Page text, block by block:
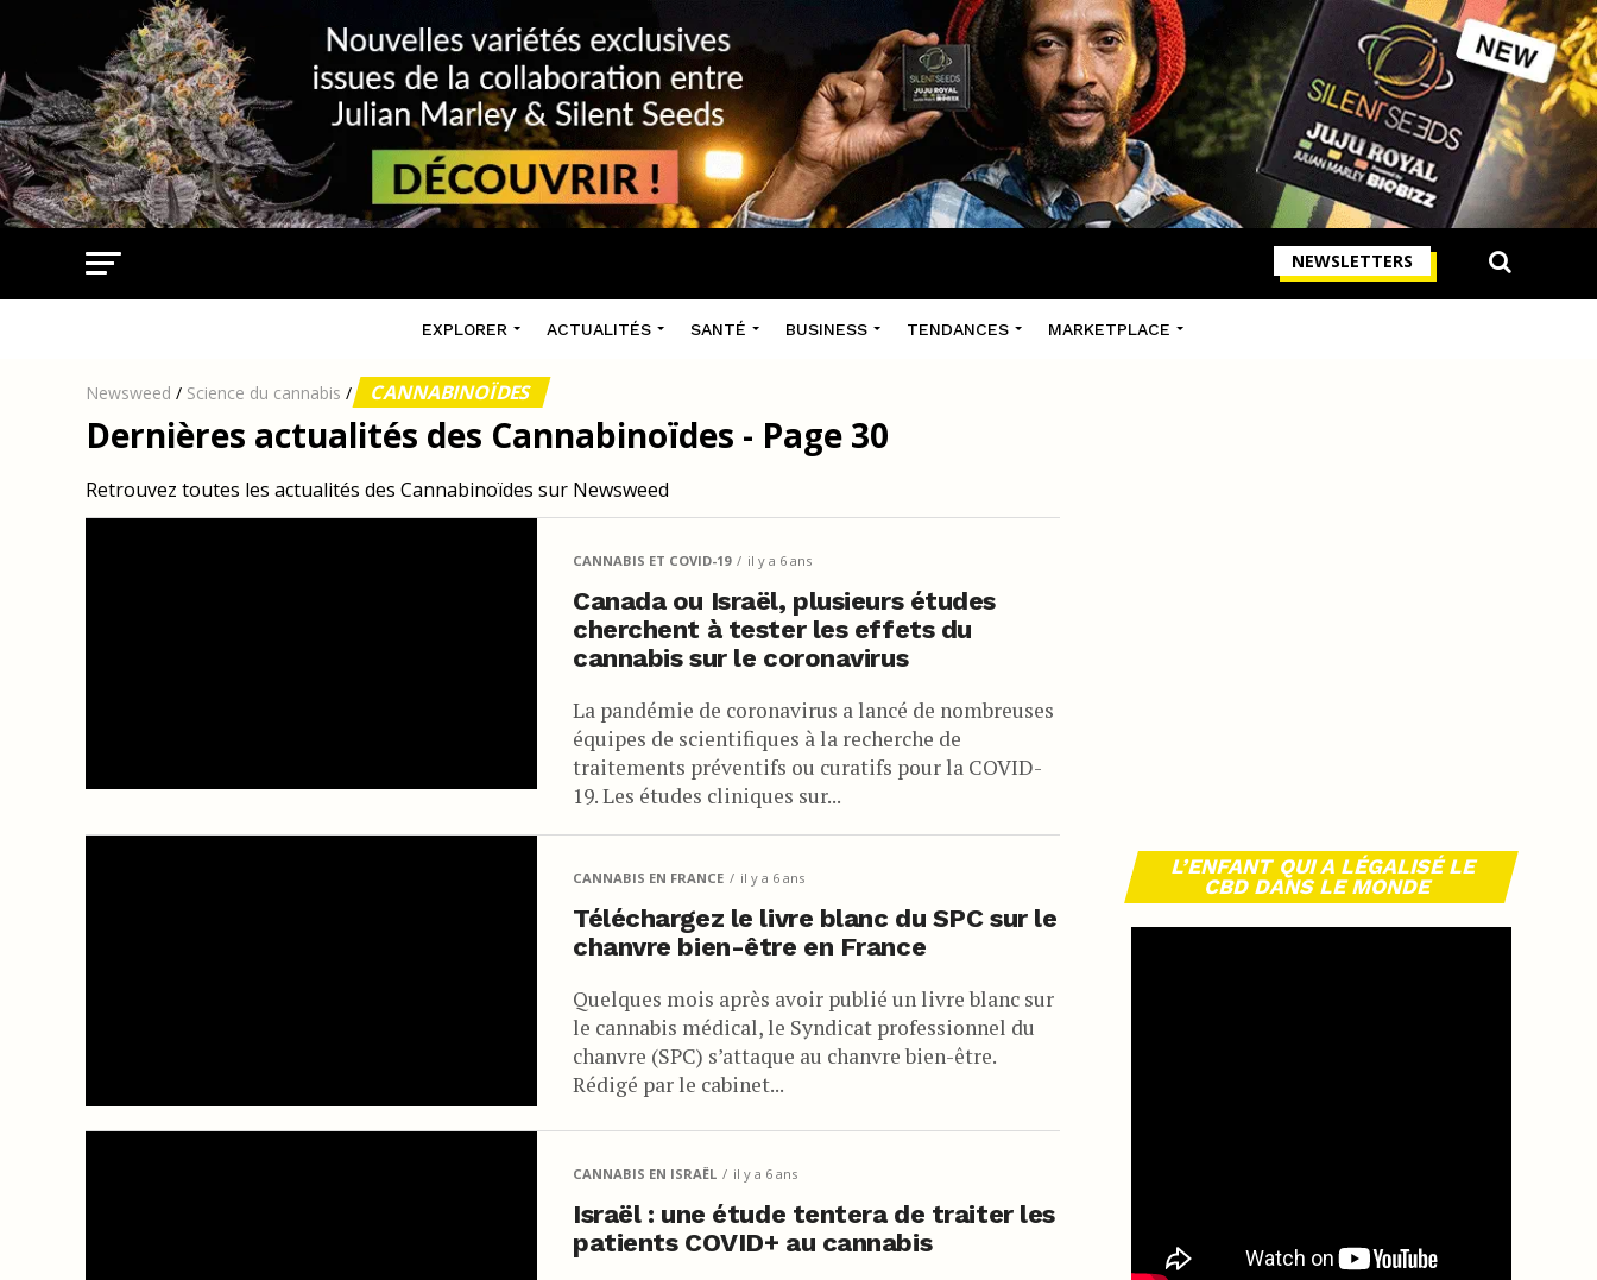
NEWSLETTERS
EXPLORER ACTUALITÉS SANTÉ BUSINESS TENDANCES MARKETPLACE
Newsweed / Science du cannabis / CANNABINOÏDES
Dernières actualités des Cannabinoïdes - Page 30
Retrouvez toutes les actualités des Cannabinoïdes sur Newsweed
CANNABIS ET COVID-19 il y a 6 ans
Canada ou Israël, plusieurs études
cherchent à tester les effets du
cannabis sur le coronavirus
La pandémie de coronavirus a lancé de nombreuses
équipes de scientifiques à la recherche de
traitements préventifs ou curatifs pour la COVID-
19. Les études cliniques sur...
CANNABIS EN FRANCE il y a 6 ans
Téléchargez le livre blanc du SPC sur le
chanvre bien-être en France
Quelques mois après avoir publié un livre blanc sur
le cannabis médical, le Syndicat professionnel du
chanvre (SPC) s’attaque au chanvre bien-être.
Rédigé par le cabinet...
CANNABIS EN ISRAËL il y a 6 ans
Israël : une étude tentera de traiter les
patients COVID+ au cannabis
L’ENFANT QUI A LÉGALISÉ LE
CBD DANS LE MONDE